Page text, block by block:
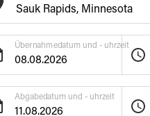
Übernahmedatum und - uhrzeit
Abgabedatum und - uhrzeit